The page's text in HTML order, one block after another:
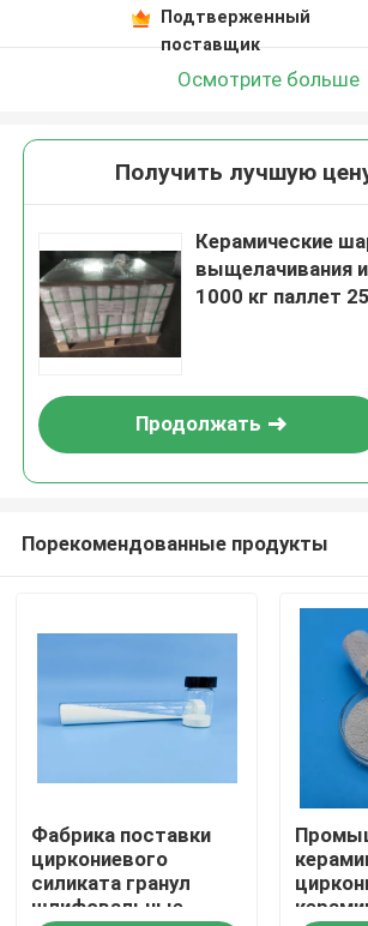
Продукция
О Компании
Подтверженный
поставщик
Осмотрите больше
Получить лучшую
Керамические
выщелачивания
1000 кг паллет
Продолжать
Порекомендованные продукты
Фабрика поставки
циркониевого
силиката гранул
шлифовальные